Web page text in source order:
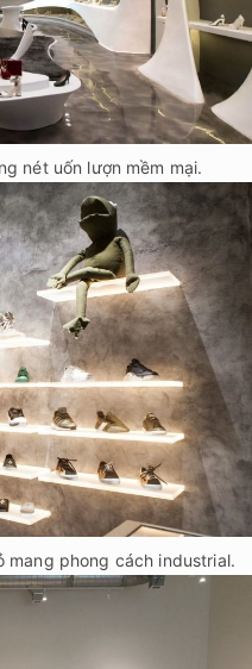
nét uốn lượn mềm mại.
phong cách industrial.